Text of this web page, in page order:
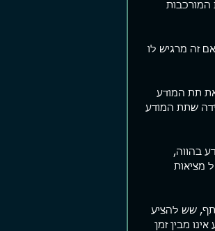
המורכבות
זה מרגיש לו
תת המודע
שתת המודע
בהווה,
מציאות
שש להציע
מבין זמן